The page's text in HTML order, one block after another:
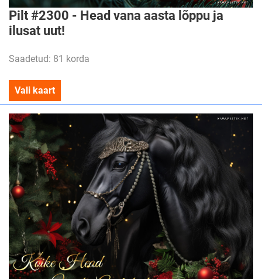
Pilt #2300 - Head vana aasta lõppu ja
ilusat uut!
Saadetud: 81 korda
Vali kaart